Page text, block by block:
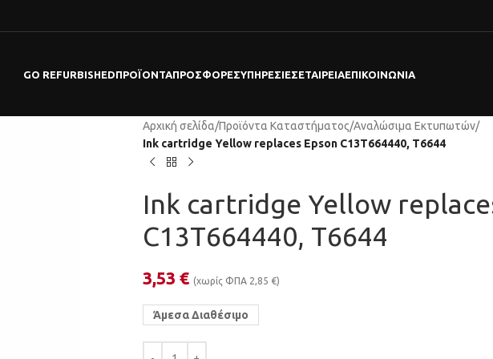
GO REFURBISHEDΠΡΟΪΌΝΤΑΠΡΟΣΦΟΡΕΣΥΠΗΡΕΣΊΕΣΕΤΑΙΡΕΊΑΕΠΙΚΟΙΝΩΝΊΑ
Αρχική σελίδα/Προϊόντα Καταστήματος/Αναλώσιμα Εκτυπωτών/
Ink cartridge Yellow replaces Epson C13T664440, T6644
Ink cartridge Yellow
C13T664440, T6644
3,53 € (χωρίς ΦΠΑ 2,85 €)
Άμεσα Διαθέσιμο